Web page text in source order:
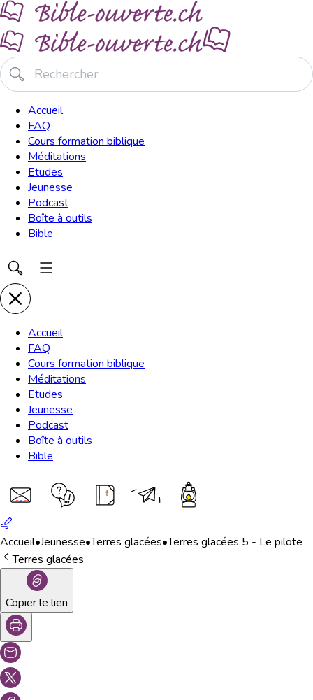
Accueil
FAQ
Cours formation biblique
Méditations
Etudes
Jeunesse
Podcast
Boîte à outils
Bible
Accueil
FAQ
Cours formation biblique
Méditations
Etudes
Jeunesse
Podcast
Boîte à outils
Bible
Accueil•Jeunesse•Terres glacées•Terres glacées 5 - Le pilote
Terres glacées
Copier le lien